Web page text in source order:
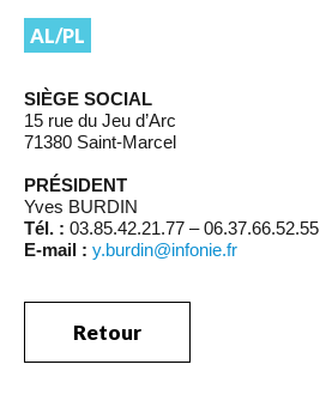
AL/PL
SIÈGE SOCIAL
15 rue du Jeu d’Arc
71380 Saint-Marcel
PRÉSIDENT
Yves BURDIN
Tél. : 03.85.42.21.77 – 06.37.66.52.55
E-mail : y.burdin@infonie.fr
Retour